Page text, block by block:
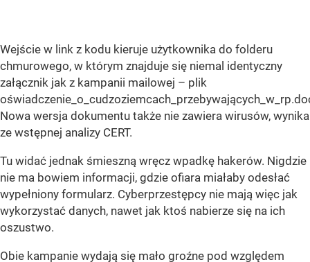
Wejście w link z kodu kieruje użytkownika do folderu
chmurowego, w którym znajduje się niemal identyczny
załącznik jak z kampanii mailowej – plik
Nowa wersja dokumentu także nie zawiera wirusów, wynika
ze wstępnej analizy CERT.
Tu widać jednak śmieszną wręcz wpadkę hakerów. Nigdzie
nie ma bowiem informacji, gdzie ofiara miałaby odesłać
wypełniony formularz. Cyberprzestępcy nie mają więc jak
wykorzystać danych, nawet jak ktoś nabierze się na ich
oszustwo.
Obie kampanie wydają się mało groźne pod względem